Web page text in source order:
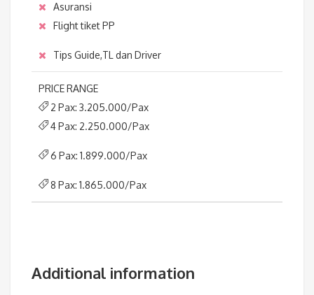
Asuransi
Flight tiket PP
Tips Guide,TL dan Driver
PRICE RANGE
2 Pax: 3.205.000/Pax
4 Pax: 2.250.000/Pax
6 Pax: 1.899.000/Pax
8 Pax: 1.865.000/Pax
Additional information